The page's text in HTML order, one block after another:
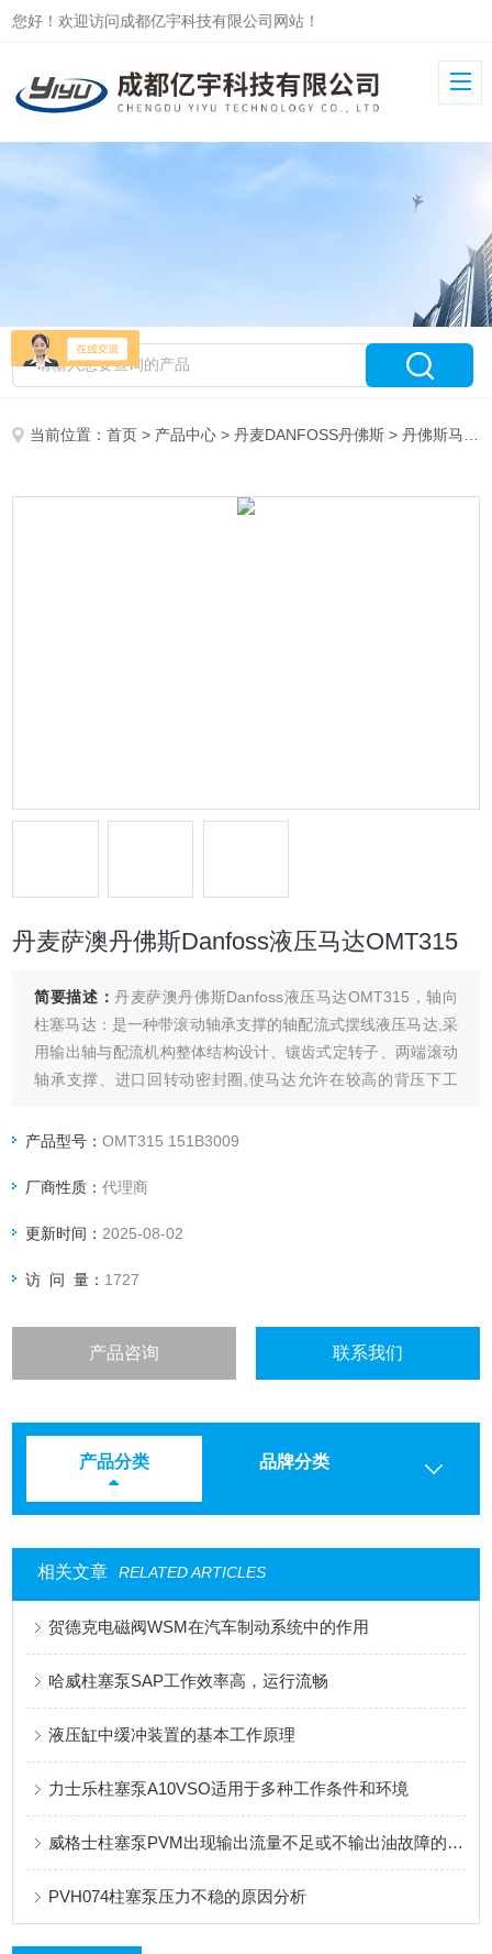
您好！欢迎访问成都亿宇科技有限公司网站！
当前位置：首页 > 产品中心 >丹麦DANFOSS丹佛斯 >丹佛斯马达
丹麦萨澳丹佛斯Danfoss液压马达OMT315
简要描述：丹麦萨澳丹佛斯Danfoss液压马达OMT315，轴向
柱塞马达：是一种带滚动轴承支撑的轴配流式摆线液压马达,采
用输出轴与配流机构整体结构设计、镶齿式定转子、两端滚动
轴承支撑、进口回转动密封圈,使马达允许在较高的背压下工
产品型号：OMT315 151B3009
厂商性质：代理商
更新时间： 2025-08-02
访 问 量： 1727
产品咨询 联系我们
产品分类 品牌分类
相关文章 RELATED ARTICLES
贺德克电磁阀WSM在汽车制动系统中的作用
哈威柱塞泵SAP工作效率高，运行流畅
液压缸中缓冲装置的基本工作原理
力士乐柱塞泵A10VSO适用于多种工作条件和环境
威格士柱塞泵PVM出现输出流量不足或不输出油故障的解决方法
PVH074柱塞泵压力不稳的原因分析